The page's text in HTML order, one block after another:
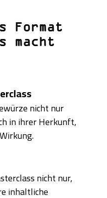
Format
macht
nicht nur
in ihrer Herkunft,
nicht nur,
inhaltliche